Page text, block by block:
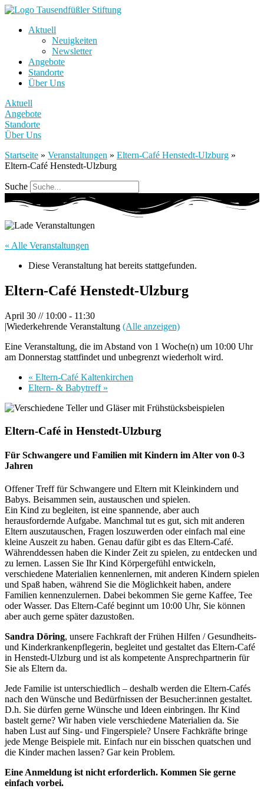
Aktuell
Neuigkeiten
Newsletter
Angebote
Standorte
Über Uns
Aktuell
Angebote
Standorte
Über Uns
Startseite » Veranstaltungen » Eltern-Café Henstedt-Ulzburg »
Eltern-Café Henstedt-Ulzburg
Suche
« Alle Veranstaltungen
Diese Veranstaltung hat bereits stattgefunden.
Eltern-Café Henstedt-Ulzburg
April 30 // 10:00 - 11:30
|Wiederkehrende Veranstaltung (Alle anzeigen)
Eine Veranstaltung, die im Abstand von 1 Woche(n) um 10:00 Uhr
am Donnerstag stattfindet und unbegrenzt wiederholt wird.
« Eltern-Café Kaltenkirchen
Eltern- & Babytreff »
Eltern-Café in Henstedt-Ulzburg
Für Schwangere und Familien mit Kindern im Alter von 0-3
Jahren
Offener Treff für Schwangere und Eltern mit Kleinkindern und
Babys. Beisammen sein, austauschen und spielen.
Ein Kind zu begleiten, ist eine spannende, aber auch
herausfordernde Aufgabe. Manchmal tut es gut, sich mit anderen
Eltern auszutauschen, Fragen loszuwerden oder einfach mal eine
kleine Auszeit zu haben. Genau dafür gibt es das Eltern-Café.
Währenddessen haben die Kinder Zeit zu spielen, zu entdecken und
zu lernen. Lassen Sie Ihr Kind Körpergefühl entwickeln,
verschiedene Materialien kennenlernen, mit anderen Kindern spielen
und Spaß haben, während Sie die Möglichkeit haben, andere
Familien kennenzulernen. Dabei bekommen Sie gerne Kaffee, Tee
oder Wasser. Das Eltern-Café beginnt um 10:00 Uhr, Sie können
aber auch gerne später dazustoßen.
Sandra Döring, unsere Fachkraft der Frühen Hilfen / Gesundheits-
und Kinderkrankenpflegerin, begleitet und gestaltet das Eltern-Café
in Henstedt-Ulzburg und ist als kompetente Ansprechpartnerin für
Sie als Eltern da.
Jede Familie ist unterschiedlich – deshalb werden die Eltern-Cafés
nach den Wünsche und Bedürfnissen der Besucher:innen gestaltet.
D.h. Sie dürfen gerne Wünsche und Ideen einbringen. Ihr Kind
bastelt gerne? Wir haben viele verschiedene Materialien da. Sie
haben Lust auf Sing- und Fingerspiele? Unsere Fachkräfte bringe
jede Menge Beispiele mit. Einfach nur ein bisschen quatschen und
die Kinder machen lassen? Gar kein Problem.
Eine Anmeldung ist nicht erforderlich. Kommen Sie gerne
einfach vorbei.